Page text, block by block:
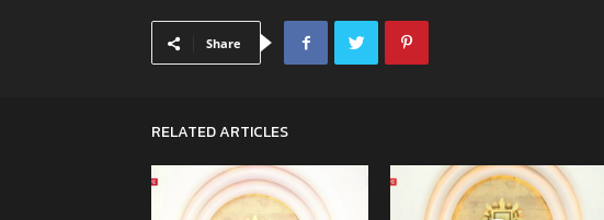
Share
RELATED ARTICLES